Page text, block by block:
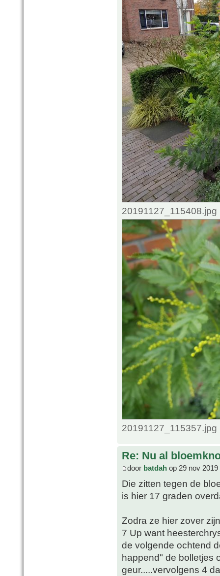
Re: Nu al
door batdah op 29 nov 2019
Die zitten tegen de
is hier 17 graden
Zodra ze hier zover
7 Up want
de volgende ochtend
happend" de bolletjes
geur.....vervolgens 4